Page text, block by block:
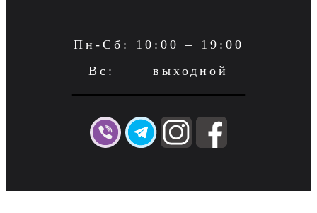
Пн-Сб: 10:00 – 19:00
Вс: выходной